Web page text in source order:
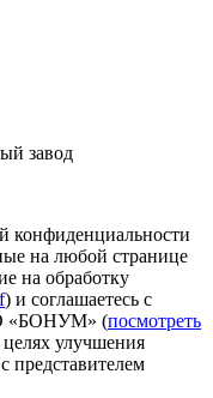
завод
конфиденциальности
на любой странице
на обработку
) и соглашаетесь с
«БОНУМ» (посмотреть
улучшения
представителем